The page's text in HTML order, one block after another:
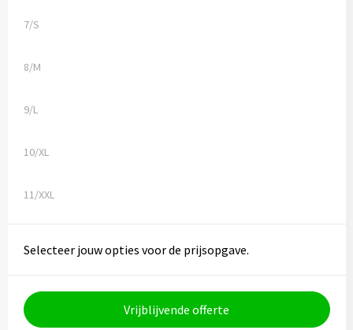
7/S
8/M
9/L
10/XL
11/XXL
Selecteer jouw opties voor de prijsopgave.
Vrijblijvende offerte